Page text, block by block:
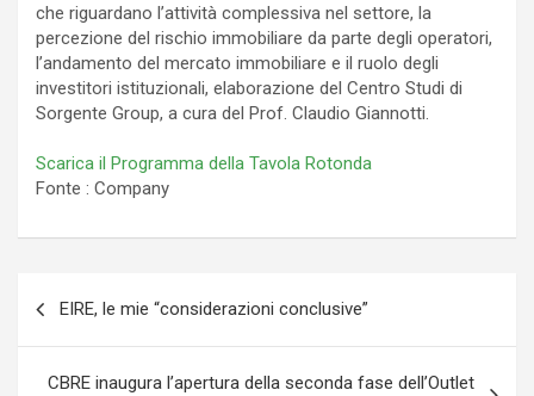
che riguardano l’attività complessiva nel settore, la
percezione del rischio immobiliare da parte degli operatori,
l’andamento del mercato immobiliare e il ruolo degli
investitori istituzionali, elaborazione del Centro Studi di
Sorgente Group, a cura del Prof. Claudio Giannotti.
Scarica il Programma della Tavola Rotonda
Fonte : Company
articoli
EIRE, le mie “considerazioni conclusive”
CBRE inaugura l’apertura della seconda fase dell’Outlet